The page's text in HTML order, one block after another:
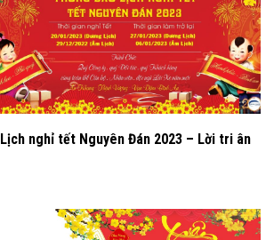
Lịch nghỉ tết Nguyên Đán 2023 – Lời tri ân